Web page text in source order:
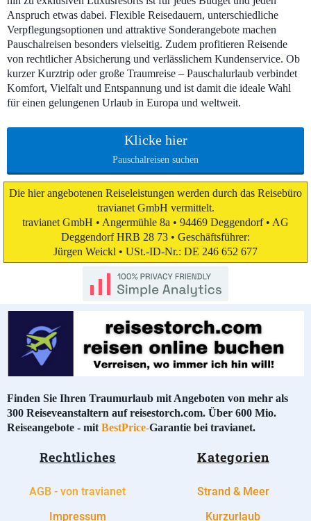
Anspruch etwas dabei. Flexible Reisedauern, unterschiedliche
Verpflegungsoptionen und attraktive Sonderangebote machen
Pauschalreisen besonders vielseitig. Zudem profitieren Reisende
von rechtlicher Absicherung und verlässlichem Kundenservice. Ob
kurzer Kurztrip oder große Traumreise – Pauschalurlaub verbindet
Komfort, Vielfalt und Entspannung und ist damit die ideale Wahl
für einen gelungenen Urlaub in Europa und weltweit.
Klicke hier
Pauschalreisen suchen
Die hier angebotenen Reiseleistungen werden durch das Reisebüro
travianet GmbH vermittelt.
travianet GmbH • Angermühle 8a • 94469 Deggendorf • AG
Deggendorf HRB 28 73 • Geschäftsführer:
Jürgen Weickl • USt.-ID-Nr.: DE 246 652 677
Finden Sie Ihren Traumurlaub mit Angeboten von mehr als
300 Reiseveanstaltern auf reisestorch.com. Über 600 Mio.
Reiseangebote - mit BestPrice-Garantie bei travianet.
Rechtliches
AGB - von travianet
Impressum
Kategorien
Strand & Meer
Kurzurlaub